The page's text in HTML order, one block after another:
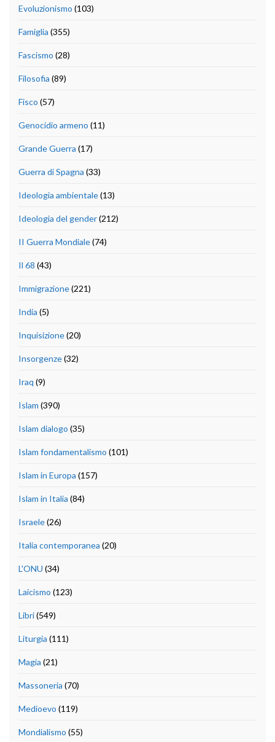
Evoluzionismo (103)
Famiglia (355)
Fascismo (28)
Filosofia (89)
Fisco (57)
Genocidio armeno (11)
Grande Guerra (17)
Guerra di Spagna (33)
Ideologia ambientale(13)
Ideologia del gender(212)
II Guerra Mondiale(74)
Il 68 (43)
Immigrazione(221)
India (5)
Inquisizione(20)
Insorgenze(32)
Iraq (9)
Islam (390)
Islam dialogo (35)
Islam fondamentalismo (101)
Islam in Europa (157)
Islam in Italia (84)
Israele(26)
Italia contemporanea (20)
L'ONU (34)
Laicismo (123)
Libri(549)
Liturgia (111)
Magia (21)
Massoneria (70)
Medioevo (119)
Mondialismo (55)